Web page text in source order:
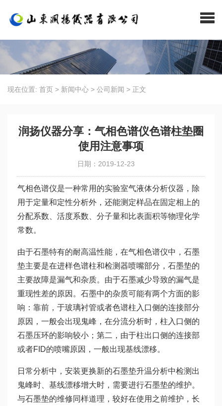
现在位置: 首页 > 新闻中心 > 公司新闻 > 正文
润扬仪器分享：气相色谱仪色谱柱垫圈
使用注意事项
日期：2019-12-23
气相色谱仪是一种常用的实验室气液体分析仪器，除
用于定量和定性分析外，还能测定样品在固定相上的
分配系数、活度系数、分子量和比表面积等物理化学
常数。
由于石墨特有的耐高温性能，在气相色谱仪中，石墨
垫主要是在进样色谱柱和检测器喷嘴部分，石墨垫的
主要故障是漏气和杂质。由于石墨减少导致的漏气是
重现性差的原因。石墨中的杂质可能有两个方面的影
响：靠前，于玻璃衬管或者色谱柱入口侧的连接部分
原因，一般会出现鬼峰，在分流分析时，柱入口侧的
石墨压环的影响较小；第二，由于柱出口侧的连接部
或者FID的喷嘴原因，一般出现基线漂移。
日常分析中，安装更换新的石墨垫升温分析中检测出
鬼峰时、基线漂移增大时，需要进行石墨垫的维护。
与石墨垫的维修同样道理，较好在使用之前维护，长